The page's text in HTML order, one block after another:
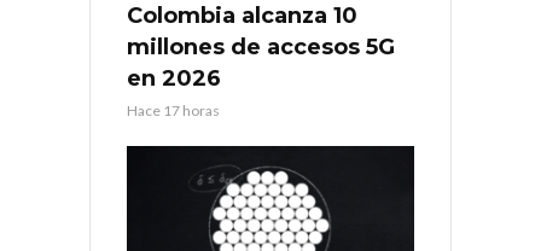
Colombia alcanza 10
millones de accesos 5G
en 2026
Hace 17 horas